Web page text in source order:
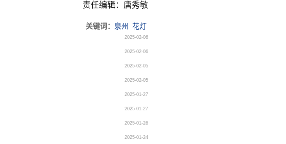
责任编辑：唐秀敏
关键词： 泉州
花灯
2025-02-06
2025-02-06
2025-02-05
2025-02-05
2025-01-27
2025-01-27
2025-01-26
2025-01-24